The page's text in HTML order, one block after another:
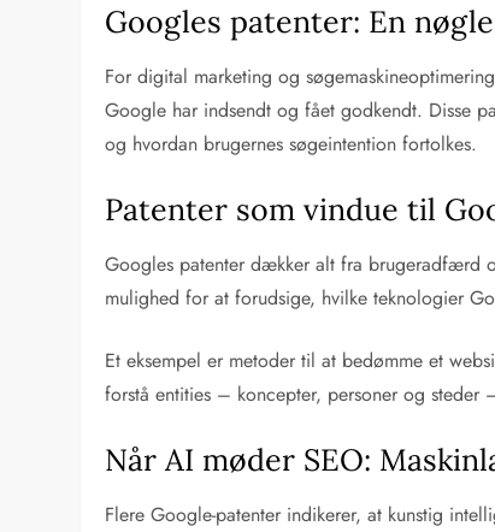
Googles patenter: En
For digital marketing og
Google har indsendt og fået godkendt. Disse
og hvordan brugernes søgeintention fortolkes.
Patenter som vindue til
Googles patenter dækker alt fra brugeradfærd
mulighed for at forudsige, hvilke teknologier
Et eksempel er metoder til at bedømme et
forstå entities – koncepter, personer og steder
Når AI møder SEO:
Flere Google-patenter indikerer, at kunstig